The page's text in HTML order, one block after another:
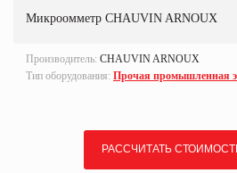
Микроомметр CHAUVIN ARNOUX
Производитель: CHAUVIN ARNOUX
Тип оборудования: Прочая промышленная
РАССЧИТАТЬ